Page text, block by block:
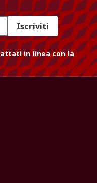
Iscriviti
in linea con la